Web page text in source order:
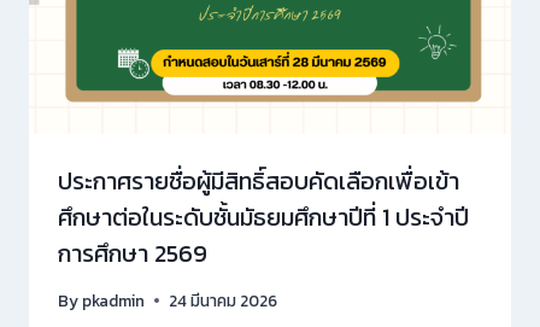
ประกาศรายชื่อผู้มีสิทธิ์สอบคัดเลือกเพื่อเข้า
ศึกษาต่อในระดับชั้นมัธยมศึกษาปีที่ 1 ประจำปี
การศึกษา 2569
By pkadmin 24 มีนาคม 2026